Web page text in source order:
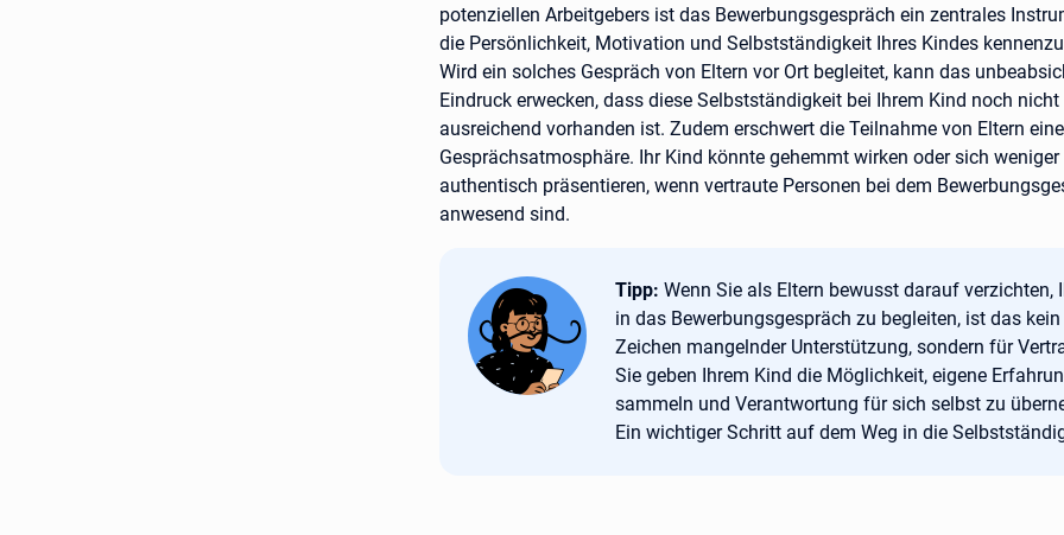
potenziellen Arbeitgebers ist das Bewerbungsgespräch ein zentrales
die Persönlichkeit, Motivation und Selbstständigkeit Ihres Kindes
Wird ein solches Gespräch von Eltern vor Ort begleitet, kann das
Eindruck erwecken, dass diese Selbstständigkeit bei Ihrem Kind noch nicht
ausreichend vorhanden ist. Zudem erschwert die Teilnahme von Eltern
Gesprächsatmosphäre. Ihr Kind könnte gehemmt wirken oder sich weniger
authentisch präsentieren, wenn vertraute Personen bei dem
anwesend sind.
Tipp:
Tipp: Wenn Sie als Eltern bewusst darauf verzichten,
in das Bewerbungsgespräch zu begleiten, ist das kein
Zeichen mangelnder Unterstützung, sondern für
Sie geben Ihrem Kind die Möglichkeit, eigene
sammeln und Verantwortung für sich selbst zu
Ein wichtiger Schritt auf dem Weg in die